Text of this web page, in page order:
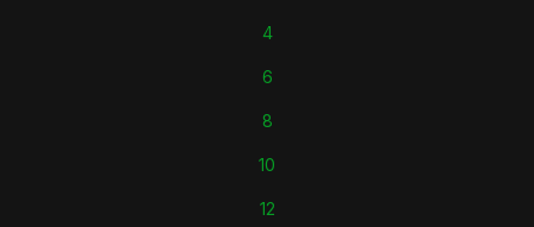
4
6
8
10
12